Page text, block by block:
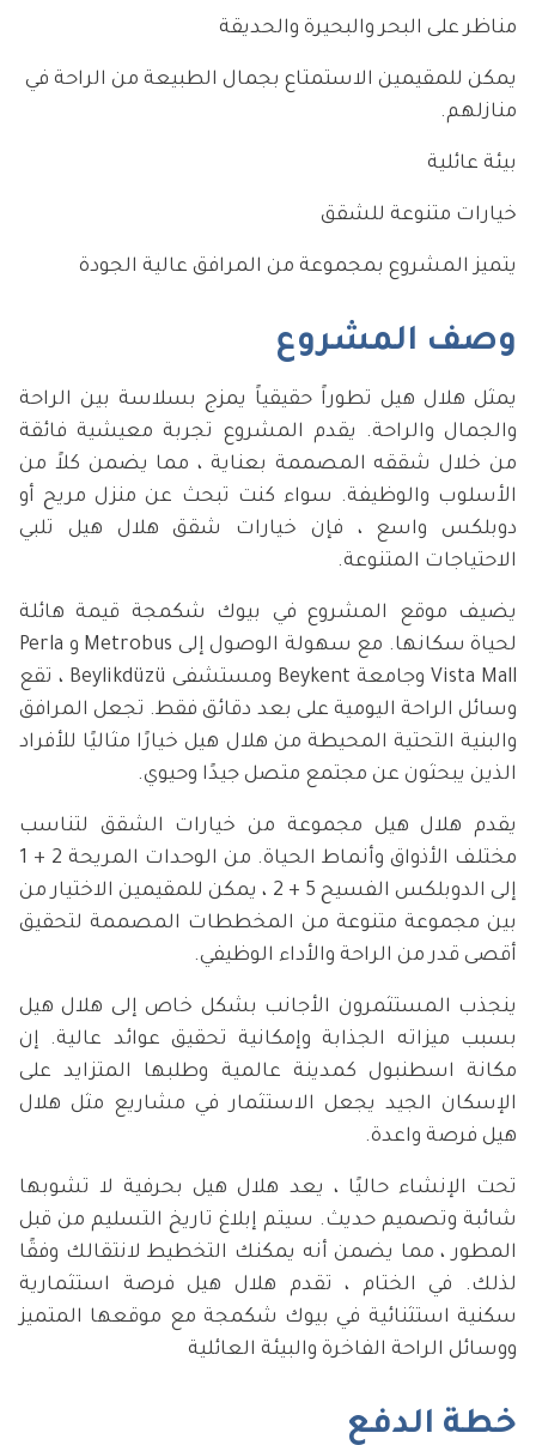
مناظر على البحر والبحيرة والحديقة
يمكن للمقيمين الاستمتاع بجمال الطبيعة من الراحة في
منازلهم.
بيئة عائلية
خيارات متنوعة للشقق
يتميز المشروع بمجموعة من المرافق عالية الجودة
وصف المشروع
يمثل هلال هيل تطوراً حقيقياً يمزج بسلاسة بين الراحة
والجمال والراحة. يقدم المشروع تجربة معيشية فائقة
من خلال شققه المصممة بعناية ، مما يضمن كلاً من
الأسلوب والوظيفة. سواء كنت تبحث عن منزل مريح أو
دوبلكس واسع ، فإن خيارات شقق هلال هيل تلبي
الاحتياجات المتنوعة.
يضيف موقع المشروع في بيوك شكمجة قيمة هائلة
لحياة سكانها. مع سهولة الوصول إلى Metrobus و Perla
Vista Mall وجامعة Beykent ومستشفى Beylikdüzü ، تقع
وسائل الراحة اليومية على بعد دقائق فقط. تجعل المرافق
والبنية التحتية المحيطة من هلال هيل خيارًا مثاليًا للأفراد
الذين يبحثون عن مجتمع متصل جيدًا وحيوي.
يقدم هلال هيل مجموعة من خيارات الشقق لتناسب
مختلف الأذواق وأنماط الحياة. من الوحدات المريحة 2 + 1
إلى الدوبلكس الفسيح 5 + 2 ، يمكن للمقيمين الاختيار من
بين مجموعة متنوعة من المخططات المصممة لتحقيق
أقصى قدر من الراحة والأداء الوظيفي.
ينجذب المستثمرون الأجانب بشكل خاص إلى هلال هيل
بسبب ميزاته الجذابة وإمكانية تحقيق عوائد عالية. إن
مكانة اسطنبول كمدينة عالمية وطلبها المتزايد على
الإسكان الجيد يجعل الاستثمار في مشاريع مثل هلال
هيل فرصة واعدة.
تحت الإنشاء حاليًا ، يعد هلال هيل بحرفية لا تشوبها
شائبة وتصميم حديث. سيتم إبلاغ تاريخ التسليم من قبل
المطور ، مما يضمن أنه يمكنك التخطيط لانتقالك وفقًا
لذلك. في الختام ، تقدم هلال هيل فرصة استثمارية
سكنية استثنائية في بيوك شكمجة مع موقعها المتميز
ووسائل الراحة الفاخرة والبيئة العائلية
خطة الدفع